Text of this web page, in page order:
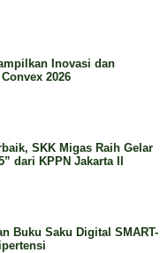
Inovasi dan
2026
SKK Migas Raih Gelar
dari KPPN Jakarta II
Buku Saku Digital SMART-